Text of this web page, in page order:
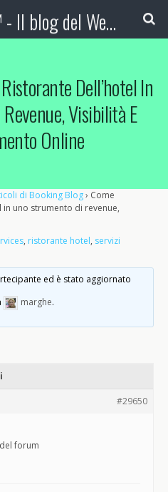
Booking Blog™ - Il blog del Web Marketing Turistico
Dell’hotel In
Visibilità E
Online
di Booking Blog› Come
uno strumento di revenue,
, ristorante hotel, servizi
ed è stato aggiornato
marghe.
#29650
forum